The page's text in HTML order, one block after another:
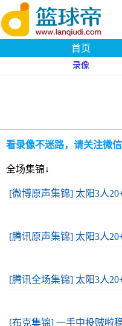
首页
录像
看录像不迷路，请关注微
全场集锦↓
[微博原声集锦] 太阳3人
[腾讯原声集锦] 太阳3人
[腾讯全场集锦] 太阳3人
[布克集锦] 一手中投贼啦